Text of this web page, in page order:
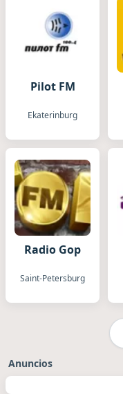
Pilot FM
Ekaterinburg
Radio Gop
Saint-Petersburg
Anuncios